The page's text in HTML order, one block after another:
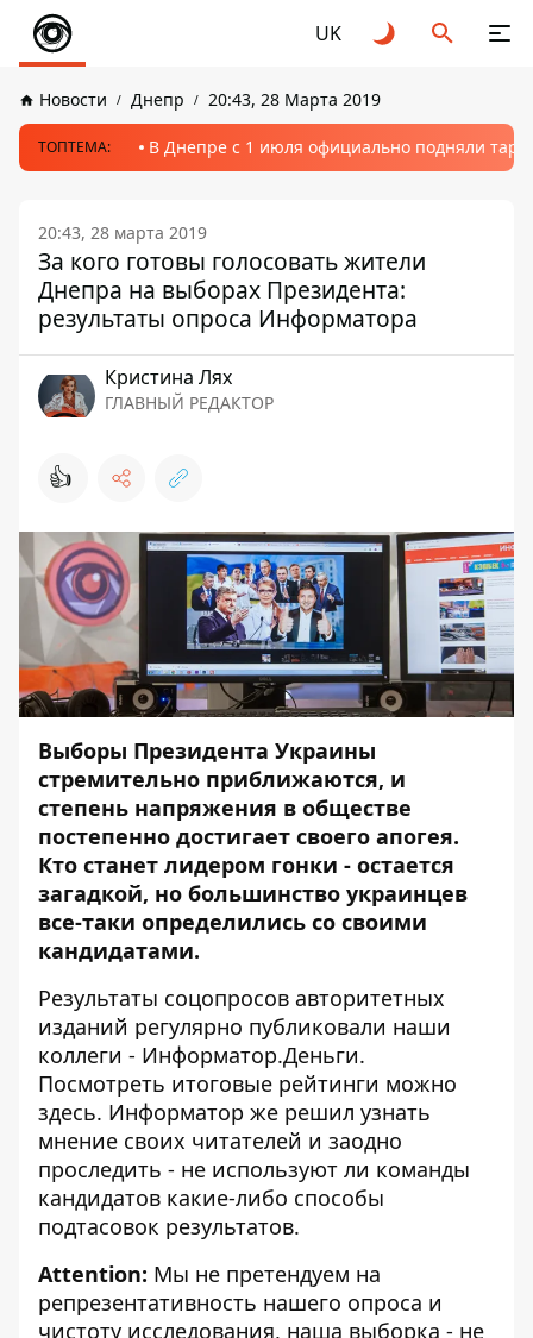
UK
Новости Днепр 20:43, 28 Марта 2019
ТОПТЕМА: В Днепре с 1 июля официально подняли
20:43, 28 марта 2019
За кого готовы голосовать жители
Днепра на выборах Президента:
результаты опроса Информатора
Кристина Лях
ГЛАВНЫЙ РЕДАКТОР
👍
Выборы Президента Украины
стремительно приближаются, и
степень напряжения в обществе
постепенно достигает своего апогея.
Кто станет лидером гонки - остается
загадкой, но большинство украинцев
все-таки определились со своими
кандидатами.
Результаты соцопросов авторитетных
изданий регулярно публиковали наши
коллеги - Информатор.Деньги.
Посмотреть итоговые рейтинги можно
здесь. Информатор же решил узнать
мнение своих читателей и заодно
проследить - не используют ли команды
кандидатов какие-либо способы
подтасовок результатов.
Attention: Мы не претендуем на
репрезентативность нашего опроса и
чистоту исследования, наша выборка - не